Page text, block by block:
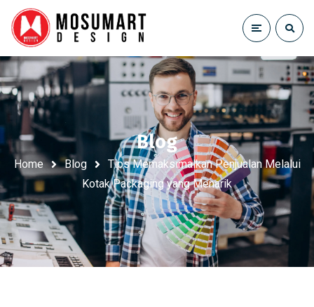
Blog
Home Blog
Tips Memaksimalkan Penjualan Melalui
Kotak Packaging yang Menarik